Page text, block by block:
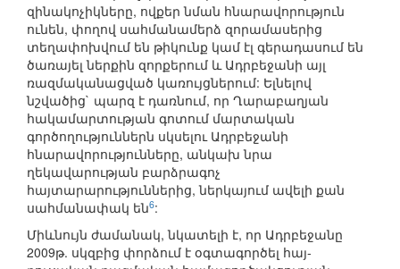
զինակոչիկները, ովքեր նման հնարավորություն
ունեն, փողով սահմանամերձ զորամասերից
տեղափոխվում են թիկունք կամ էլ գերադասում են
ծառայել ներքին զորքերում և Ադրբեջանի այլ
ռազմականացված կառույցներում: Ելնելով
նշվածից` պարզ է դառնում, որ Ղարաբաղյան
հակամարտության գոտում մարտական
գործողություններն սկսելու Ադրբեջանի
հնարավորությունները, անկախ նրա
ղեկավարության բարձրագոչ
հայտարարություններից, ներկայում ավելի քան
սահմանափակ են6:
Միևնույն ժամանակ, նկատելի է, որ Ադրբեջանը
2009թ. սկզբից փորձում է օգտագործել հայ-